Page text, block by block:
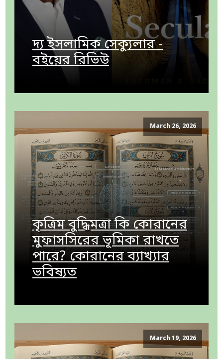
দ্য ইসলামিক সেক্যুলার -
বইয়ের রিভিউ
March 26, 2026
কৃত্রিম বুদ্ধিমত্রা কি কোরানের
মুফাসসিরের ভূমিকা রাখতে
পারে? কোরানের ব্যাখ্যার
ভবিষ্যত
March 19, 2026